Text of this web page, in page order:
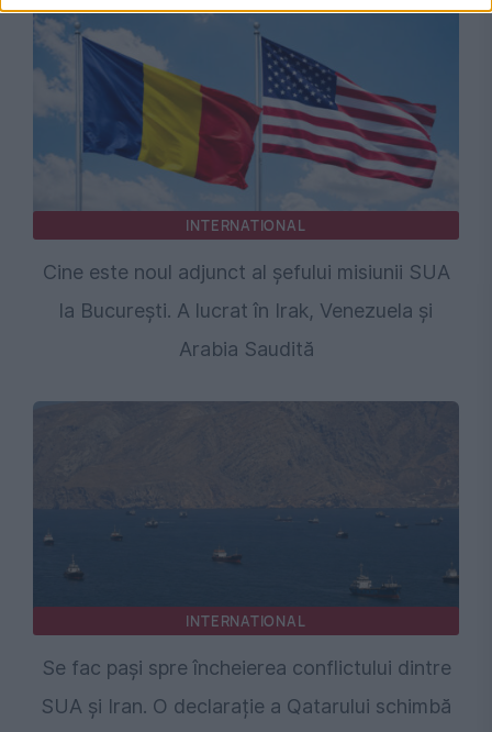
INTERNATIONAL
Cine este noul adjunct al șefului misiunii SUA
la București. A lucrat în Irak, Venezuela și
Arabia Saudită
INTERNATIONAL
Se fac pași spre încheierea conflictului dintre
SUA și Iran. O declarație a Qatarului schimbă